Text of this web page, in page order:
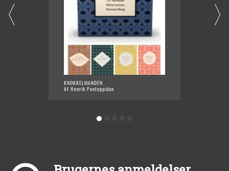
KNOKKELMANDEN
Af Henrik Pontoppidan